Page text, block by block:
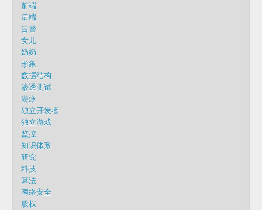
前端
后端
告警
女儿
奶奶
形象
数据结构
渗透测试
游泳
独立开发者
独立游戏
监控
知识体系
研究
科技
算法
网络安全
股权